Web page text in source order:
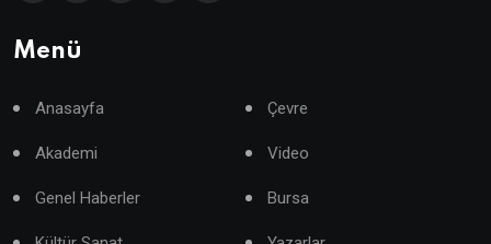
Menü
Anasayfa Çevre
Akademi Video
Genel Haberler Bursa